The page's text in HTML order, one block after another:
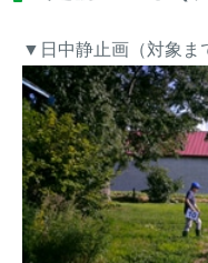
▼日中静止画（対象ま